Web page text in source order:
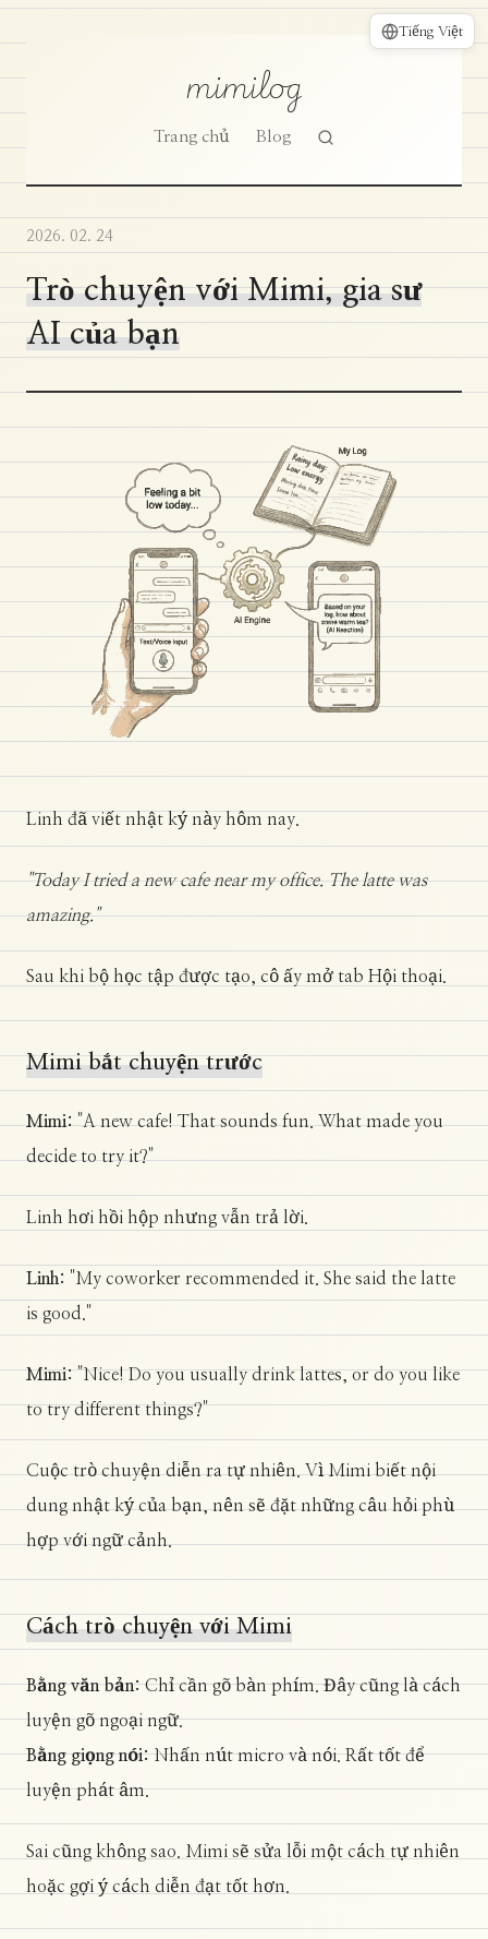
Tiếng Việt
mimilog
Trang chủ Blog
2026. 02. 24
Trò chuyện với Mimi, gia sư
AI của bạn
Linh đã viết nhật ký này hôm nay.
"Today I tried a new cafe near my office. The latte was
amazing."
Sau khi bộ học tập được tạo, cô ấy mở tab Hội thoại.
Mimi bắt chuyện trước
Mimi:"A new cafe! That sounds fun. What made you
decide to try it?"
Linh hơi hồi hộp nhưng vẫn trả lời.
Linh: "My coworker recommended it. She said the latte
is good."
Mimi:"Nice! Do you usually drink lattes, or do you like
to try different things?"
Cuộc trò chuyện diễn ra tự nhiên. Vì Mimi biết nội
dung nhật ký của bạn, nên sẽ đặt những câu hỏi phù
hợp với ngữ cảnh.
Cách trò chuyện với Mimi
Bằng văn bản:Chỉ cần gõ bàn phím. Đây cũng là cách
luyện gõ ngoại ngữ.
Bằng giọng nói:Nhấn nút micro và nói. Rất tốt để
luyện phát âm.
Sai cũng không sao. Mimi sẽ sửa lỗi một cách tự nhiên
hoặc gợi ý cách diễn đạt tốt hơn.